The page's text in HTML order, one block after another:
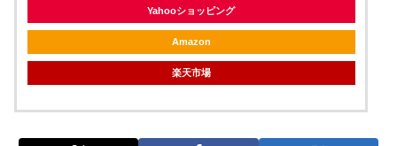
Yahooショッピング
Amazon
楽天市場